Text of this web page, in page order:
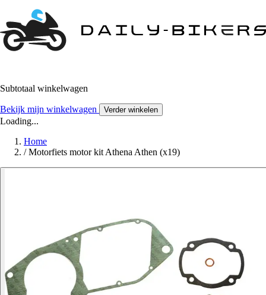
Subtotaal winkelwagen
Bekijk mijn winkelwagen Verder winkelen
Loading...
Home
/ Motorfiets motor kit Athena Athen (x19)